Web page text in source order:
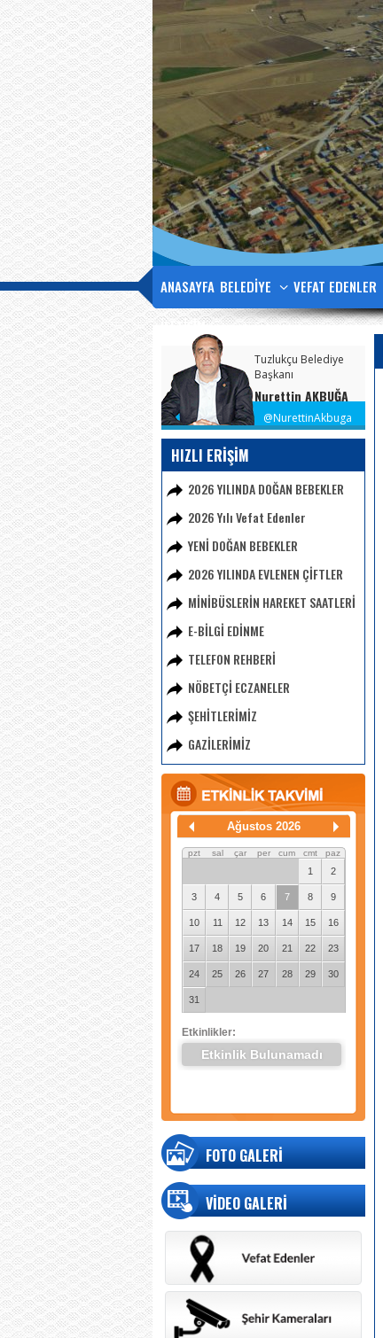
ANASAYFA BELEDİYE VEFAT EDENLER
İLETİŞİM
Tuzlukçu Belediye
Başkanı
Nurettin AKBUĞA
@NurettinAkbuga
HIZLI ERİŞİM
2026 YILINDA DOĞAN BEBEKLER
2026 Yılı Vefat Edenler
YENİ DOĞAN BEBEKLER
2026 YILINDA EVLENEN ÇİFTLER
MİNİBÜSLERİN HAREKET SAATLERİ
E-BİLGİ EDİNME
TELEFON REHBERİ
NÖBETÇİ ECZANELER
ŞEHİTLERİMİZ
GAZİLERİMİZ
Ağustos 2026
pzt sal çar per cum cmt paz
1 2
3 4 5 6 7 8 9
10 11 12 13 14 15 16
17 18 19 20 21 22 23
24 25 26 27 28 29 30
31
Etkinlikler:
Etkinlik Bulunamadı
FOTO GALERİ
VİDEO GALERİ